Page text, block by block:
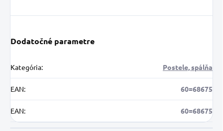
Dodatočné parametre
Kategória: Postele, spálňa
EAN: 60=68675
EAN: 60=68675